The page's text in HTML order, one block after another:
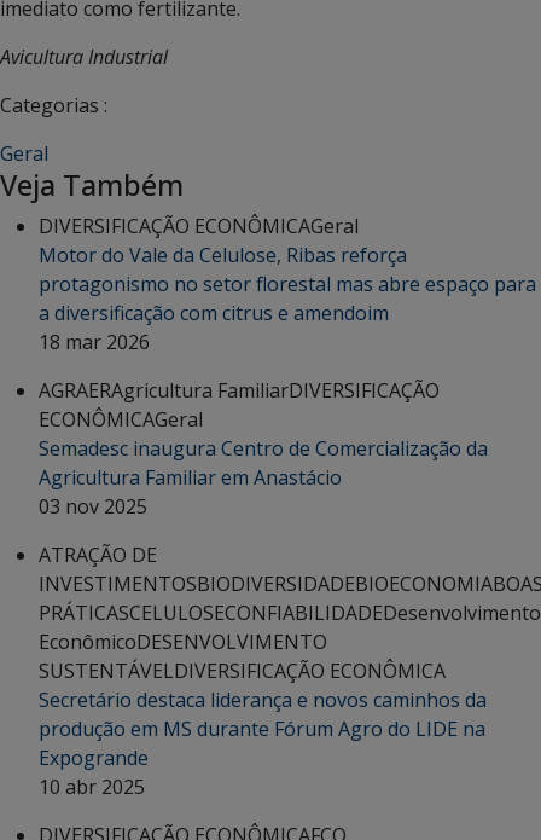
imediato como fertilizante.
Avicultura Industrial
Categorias :
Geral
Veja Também
DIVERSIFICAÇÃO ECONÔMICAGeral
Motor do Vale da Celulose, Ribas reforça
protagonismo no setor florestal mas abre espaço para
a diversificação com citrus e amendoim
18 mar 2026
AGRAERAgricultura FamiliarDIVERSIFICAÇÃO
ECONÔMICAGeral
Semadesc inaugura Centro de Comercialização da
Agricultura Familiar em Anastácio
03 nov 2025
ATRAÇÃO DE
INVESTIMENTOSBIODIVERSIDADEBIOECONOMIA
PRÁTICASCELULOSECONFIABILIDADEDesenvolvimento
EconômicoDESENVOLVIMENTO
SUSTENTÁVELDIVERSIFICAÇÃO ECONÔMICA
Secretário destaca liderança e novos caminhos da
produção em MS durante Fórum Agro do LIDE na
Expogrande
10 abr 2025